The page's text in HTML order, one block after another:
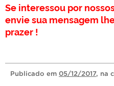
Se interessou por
envie sua mensagem
prazer !
Publicado em 05/12/2017, na